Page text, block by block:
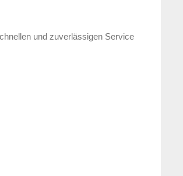
und zuverlässigen Service